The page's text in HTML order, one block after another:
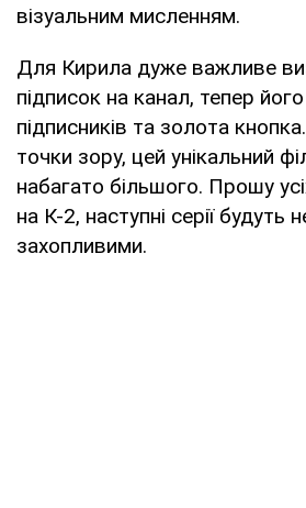
візуальним мисленням.
Для Кирила дуже важливе
підписок на канал, тепер
підписників та золота
точки зору, цей унікальний
набагато більшого. Прошу
на К-2, наступні серії будуть
захопливими.